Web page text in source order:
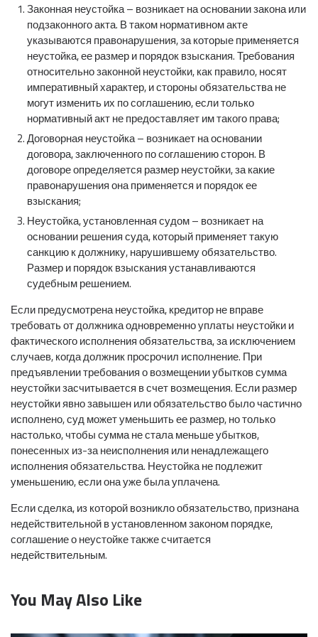
Законная неустойка – возникает на основании закона или
подзаконного акта. В таком нормативном акте
указываются правонарушения, за которые применяется
неустойка, ее размер и порядок взыскания. Требования
относительно законной неустойки, как правило, носят
императивный характер, и стороны обязательства не
могут изменить их по соглашению, если только
нормативный акт не предоставляет им такого права;
Договорная неустойка – возникает на основании
договора, заключенного по соглашению сторон. В
договоре определяется размер неустойки, за какие
правонарушения она применяется и порядок ее
взыскания;
Неустойка, установленная судом – возникает на
основании решения суда, который применяет такую
санкцию к должнику, нарушившему обязательство.
Размер и порядок взыскания устанавливаются
судебным решением.
Если предусмотрена неустойка, кредитор не вправе
требовать от должника одновременно уплаты неустойки и
фактического исполнения обязательства, за исключением
случаев, когда должник просрочил исполнение. При
предъявлении требования о возмещении убытков сумма
неустойки засчитывается в счет возмещения. Если размер
неустойки явно завышен или обязательство было частично
исполнено, суд может уменьшить ее размер, но только
настолько, чтобы сумма не стала меньше убытков,
понесенных из-за неисполнения или ненадлежащего
исполнения обязательства. Неустойка не подлежит
уменьшению, если она уже была уплачена.
Если сделка, из которой возникло обязательство, признана
недействительной в установленном законом порядке,
соглашение о неустойке также считается
недействительным.
You May Also Like